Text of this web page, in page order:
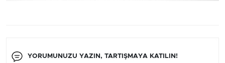
YORUMUNUZU YAZIN, TARTIŞMAYA KATILIN!